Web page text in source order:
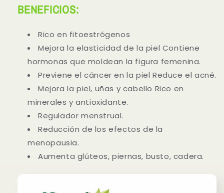
BENEFICIOS:
Rico en fitoestrógenos
Mejora la elasticidad de la piel Contiene
hormonas que moldean la figura femenina.
Previene el cáncer en la piel Reduce el acné.
Mejora la piel, uñas y cabello Rico en
minerales y antioxidante.
Regulador menstrual.
Reducción de los efectos de la
menopausia.
Aumenta glúteos, piernas, busto, cadera.